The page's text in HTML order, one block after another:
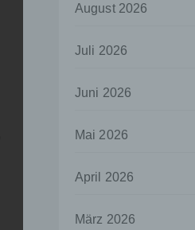
August 2026
Juli 2026
Juni 2026
Mai 2026
April 2026
März 2026